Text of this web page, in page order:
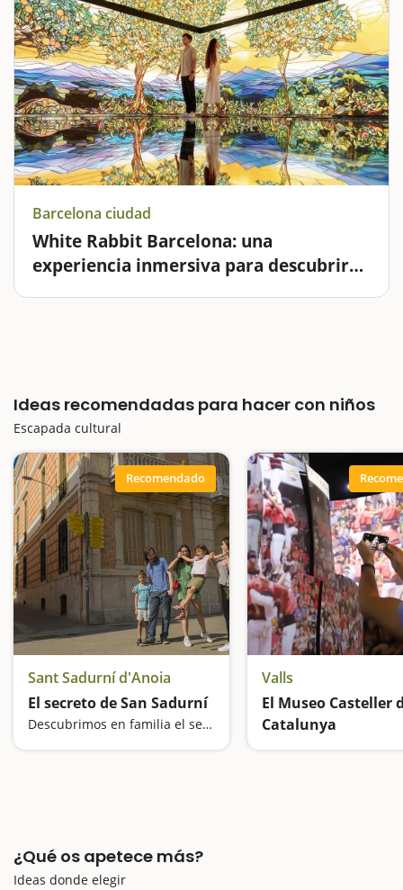
Barcelona ciudad
White Rabbit Barcelona: una
experiencia inmersiva para descubrir
White Rabbit Barcelona es una experiencia inmersiva
Ideas recomendadas para hacer con niños
Escapada cultural
Recomendado
Sant Sadurní d'Anoia
El secreto de San Sadurní
Descubrimos en familia el secreto que sirvió para acabar con la plaga de la filoxera
Valls
El Museo Casteller
Catalunya
¿Qué os apetece más?
Ideas donde elegir